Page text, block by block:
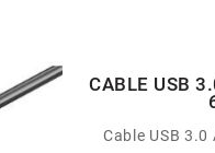
CABLE USB
Cable USB